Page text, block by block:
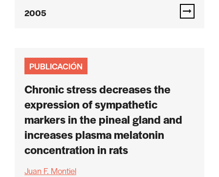
2005
PUBLICACIÓN
Chronic stress decreases the
expression of sympathetic
markers in the pineal gland and
increases plasma melatonin
concentration in rats
Juan F. Montiel